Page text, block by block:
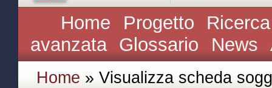
Home Progetto
avanzata Glossario News
Home » Visualizza scheda